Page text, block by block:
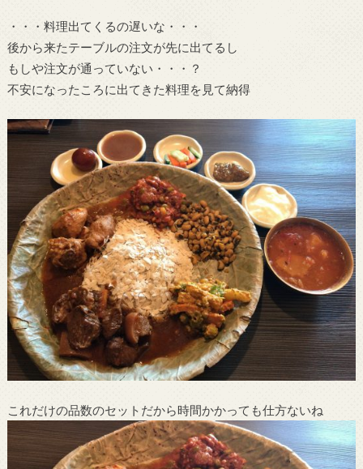
・・・料理出てくるの遅いな・・・
後から来たテーブルの注文が先に出てるし
もしや注文が通っていない・・・？
不安になったころに出てきた料理を見て納得
これだけの品数のセットだから時間かかっても仕方ないね